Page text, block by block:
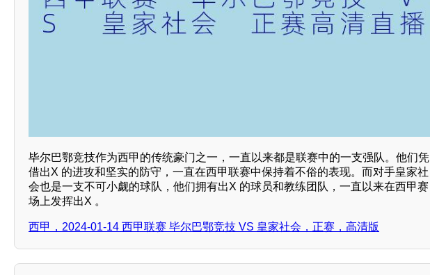
毕尔巴鄂竞技作为西甲的传统豪门之一，一直以来都是联赛中的一支强队。他们凭
借出X 的进攻和坚实的防守，一直在西甲联赛中保持着不俗的表现。而对手皇家社
会也是一支不可小觑的球队，他们拥有出X 的球员和教练团队，一直以来在西甲赛
场上发挥出X 。
西甲，2024-01-14 西甲联赛 毕尔巴鄂竞技 VS 皇家社会，正赛，高清版